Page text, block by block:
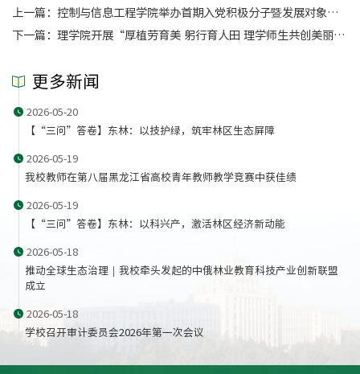
上一篇： 控制与信息工程学院举办首期入党积极分子暨发展对象培训班
下一篇： 理学院开展“厚植劳育美 躬行育人田 理学师生共创美丽校园”主题活动
更多新闻
2026-05-20
​【“三问”答卷】东林：以技护绿，筑牢林区生态屏障
2026-05-19
我校教师在第八届黑龙江省高校青年教师教学竞赛中获佳绩
2026-05-19
【“三问”答卷】东林：以科兴产，激活林区经济新动能
2026-05-18
推动全球生态治理｜我校牵头发起的中俄林业教育科技产业创新联盟
成立
2026-05-18
学校召开审计委员会2026年第一次会议